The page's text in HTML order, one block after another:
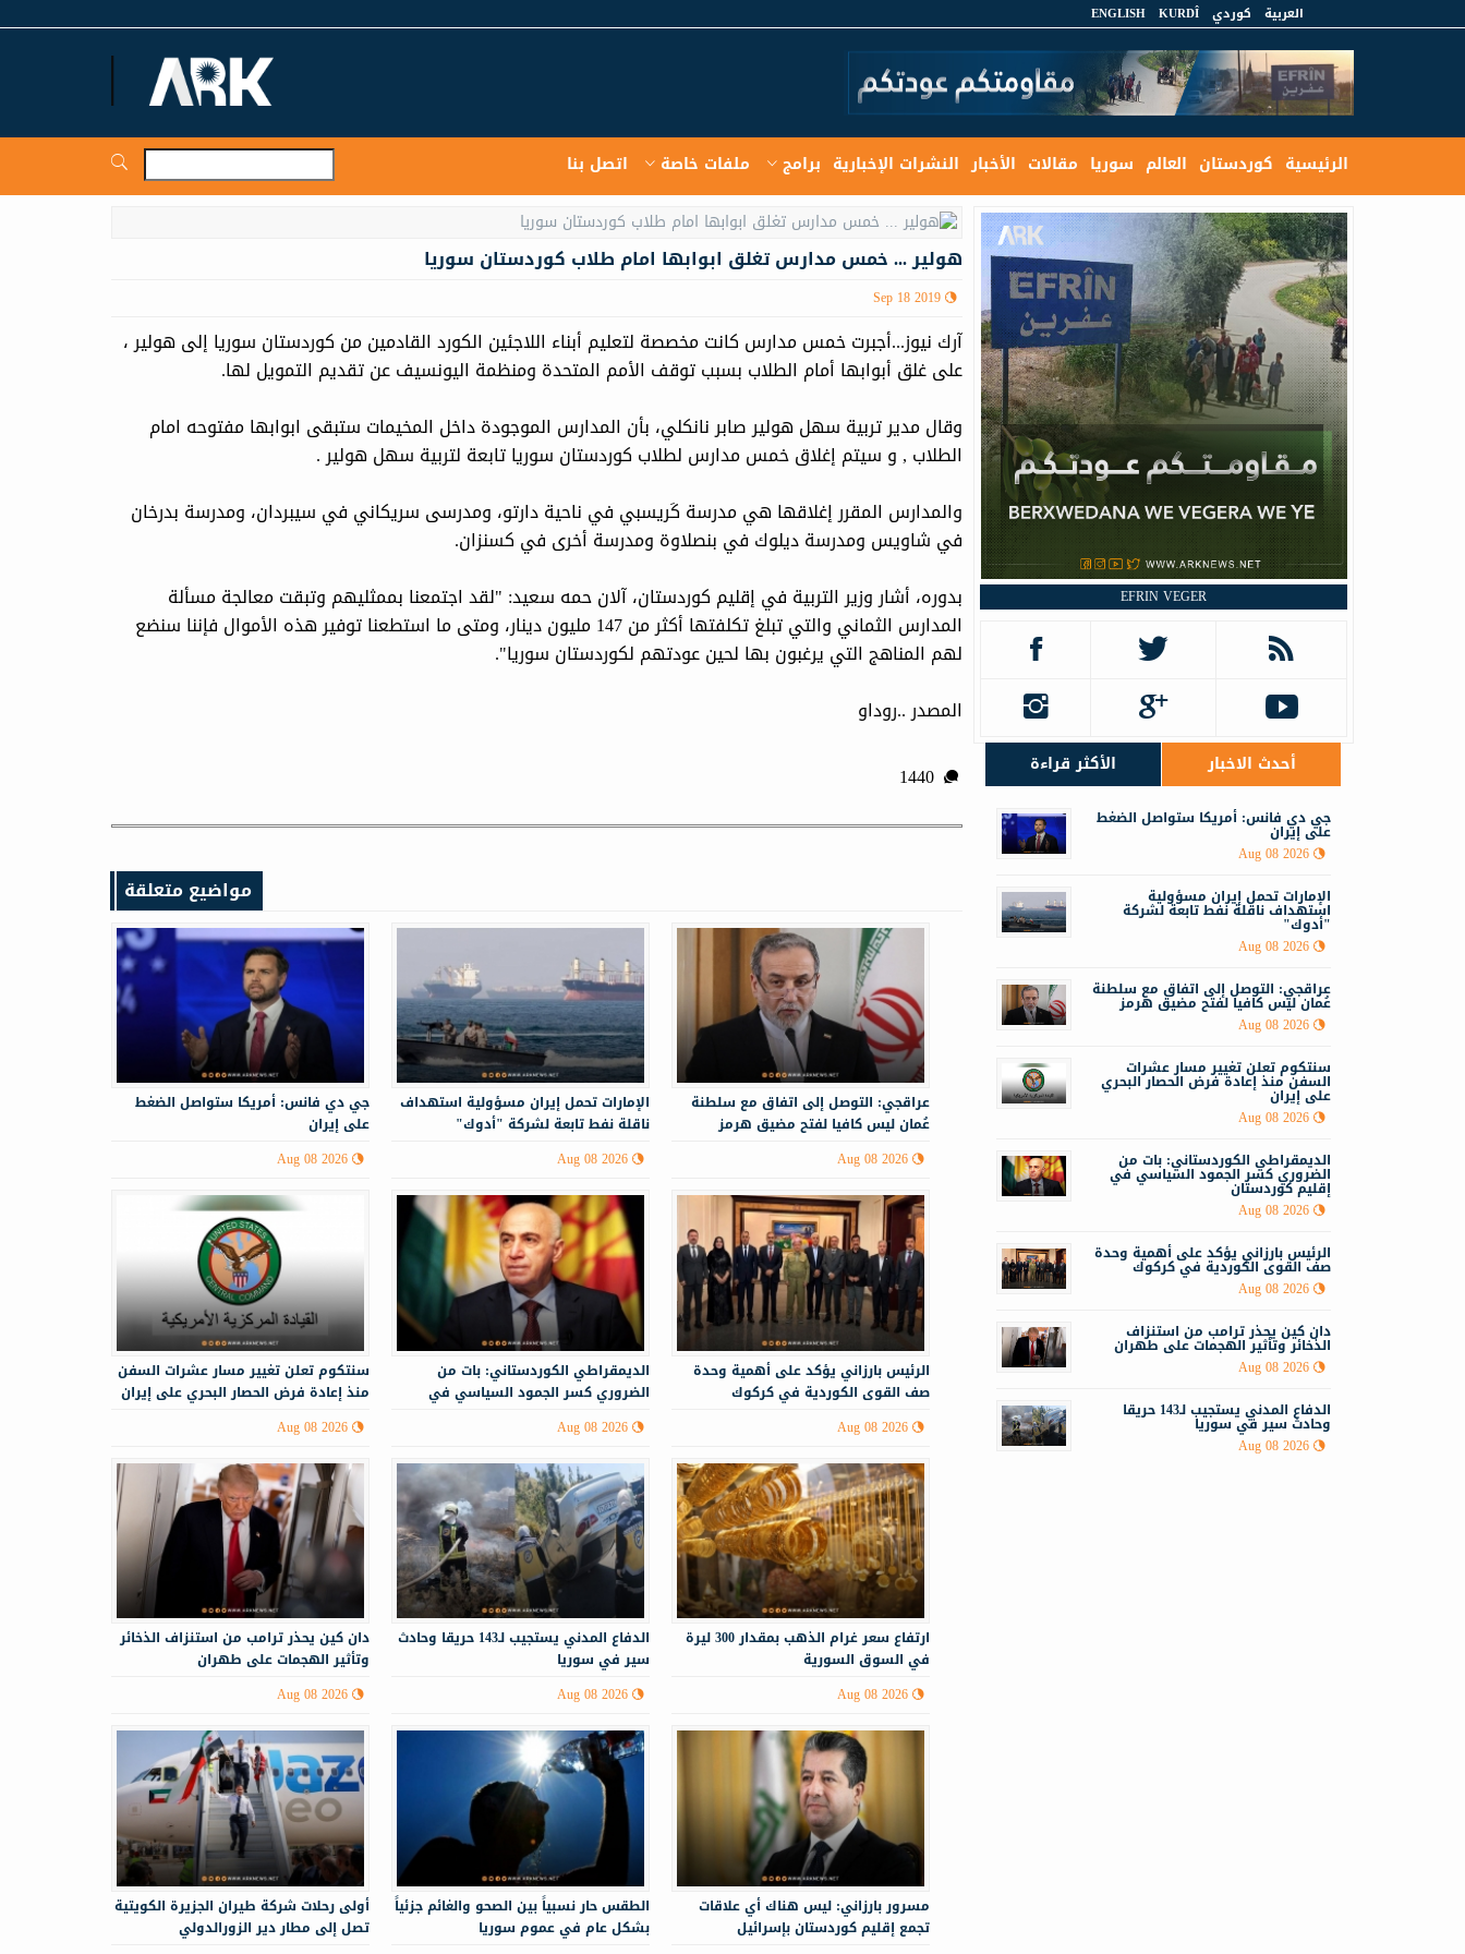
العربية كوردي KURDÎ
ENGLISH
الرئيسية كوردستان العالم سوريا مقالات الأخبار النشرات الإخبارية برامج ملفات خاصة اتصل بنا
هولير ... خمس مدارس تغلق ابوابها امام طلاب كوردستان سوريا
Sep 18 2019
آرك نيوز...أجبرت خمس مدارس كانت مخصصة لتعليم أبناء اللاجئين الكورد القادمين من كوردستان سوريا إلى هولير ،
على غلق أبوابها أمام الطلاب بسبب توقف الأمم المتحدة ومنظمة اليونسيف عن تقديم التمويل لها.
وقال مدير تربية سهل هولير صابر نانكلي، بأن المدارس الموجودة داخل المخيمات ستبقی ابوابها مفتوحە امام
الطلاب , و سيتم إغلاق خمس مدارس لطلاب كوردستان سوريا تابعة لتربية سهل هولير .
والمدارس المقرر إغلاقها هي مدرسة كَريسبي في ناحية دارتو، ومدرسى سريكاني في سيبردان، ومدرسة بدرخان
في شاويس ومدرسة ديلوك في بنصلاوة ومدرسة أخرى في كسنزان.
بدوره، أشار وزير التربية في إقليم كوردستان، آلان حمه سعيد: "لقد اجتمعنا بممثليهم وتبقت معالجة مسألة
المدارس الثماني والتي تبلغ تكلفتها أكثر من 147 مليون دينار، ومتى ما استطعنا توفير هذه الأموال فإننا سنضع
لهم المناهج التي يرغبون بها لحين عودتهم لكوردستان سوريا".
المصدر ..روداو
1440
مواضيع متعلقة
جي دي فانس: أمريكا ستواصل الضغط
على إيران
Aug 08 2026
الإمارات تحمل إيران مسؤولية استهداف
ناقلة نفط تابعة لشركة "أدوك"
Aug 08 2026
عراقجي: التوصل إلى اتفاق مع سلطنة
عُمان ليس كافيا لفتح مضيق هرمز
Aug 08 2026
سنتكوم تعلن تغيير مسار عشرات السفن
منذ إعادة فرض الحصار البحري على إيران
Aug 08 2026
الديمقراطي الكوردستاني: بات من
الضروري كسر الجمود السياسي في
Aug 08 2026
الرئيس بارزاني يؤكد على أهمية وحدة
صف القوى الكوردية في كركوك
Aug 08 2026
دان كين يحذر ترامب من استنزاف الذخائر
وتأثير الهجمات على طهران
Aug 08 2026
الدفاع المدني يستجيب لـ143 حريقا وحادث
سير في سوريا
Aug 08 2026
ارتفاع سعر غرام الذهب بمقدار 300 ليرة
في السوق السورية
Aug 08 2026
أولى رحلات شركة طيران الجزيرة الكويتية
تصل إلى مطار دير الزورالدولي
الطقس حار نسبياً بين الصحو والغائم جزئياً
بشكل عام في عموم سوريا
مسرور بارزاني: ليس هناك أي علاقات
تجمع إقليم كوردستان بإسرائيل
EFRIN VEGER
أحدث الاخبار الأكثر قراءة
جي دي فانس: أمريكا ستواصل الضغط
على إيران
Aug 08 2026
الإمارات تحمل إيران مسؤولية
استهداف ناقلة نفط تابعة لشركة
"أدوك"
Aug 08 2026
عراقجي: التوصل إلى اتفاق مع سلطنة
عُمان ليس كافيا لفتح مضيق هرمز
Aug 08 2026
سنتكوم تعلن تغيير مسار عشرات
السفن منذ إعادة فرض الحصار البحري
على إيران
Aug 08 2026
الديمقراطي الكوردستاني: بات من
الضروري كسر الجمود السياسي في
إقليم كوردستان
Aug 08 2026
الرئيس بارزاني يؤكد على أهمية وحدة
صف القوى الكوردية في كركوك
Aug 08 2026
دان كين يحذر ترامب من استنزاف
الذخائر وتأثير الهجمات على طهران
Aug 08 2026
الدفاع المدني يستجيب لـ143 حريقا
وحادث سير في سوريا
Aug 08 2026